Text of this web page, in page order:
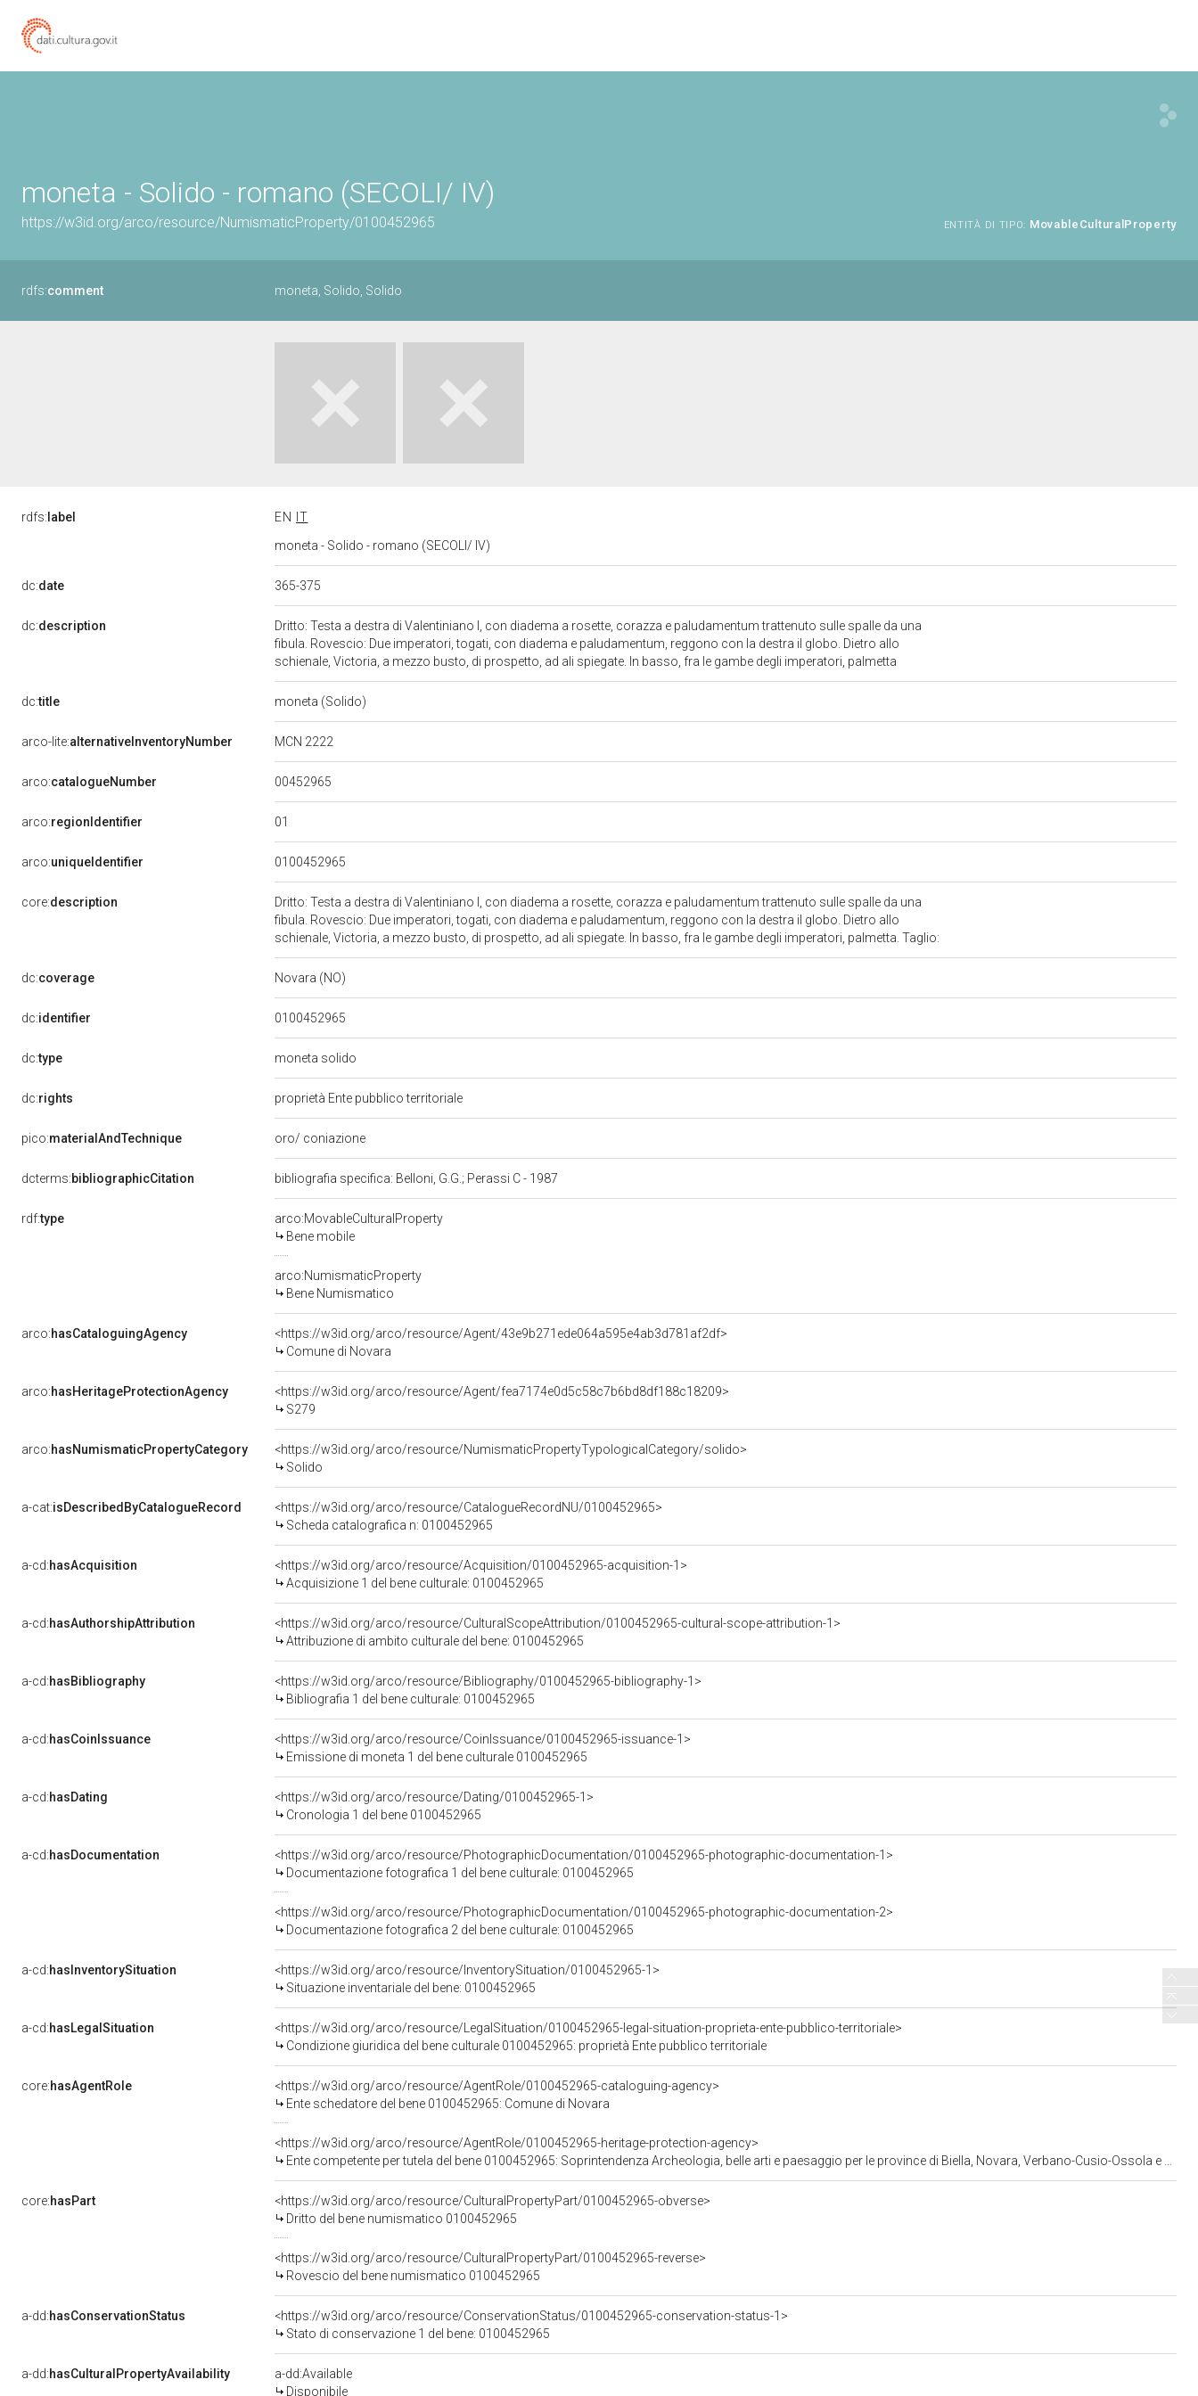
moneta - Solido - romano (SECOLI/ IV)
https://w3id.org/arco/resource/NumismaticProperty/0100452965 ENTITÀ DI TIPO: MovableCulturalProperty
rdfs:comment moneta, Solido, Solido
rdfs: label EN
IT
moneta - Solido - romano (SECOLI/ IV)
dc:date 365-375
dc:description
Dritto: Testa a destra di Valentiniano I, con diadema a rosette, corazza e paludamentum trattenuto sulle spalle da una
fibula. Rovescio: Due imperatori, togati, con diadema e paludamentum, reggono con la destra il globo. Dietro allo
schienale, Victoria, a mezzo busto, di prospetto, ad ali spiegate. In basso, fra le gambe degli imperatori, palmetta
dc:title moneta (Solido)
arco-lite:alternativeInventoryNumber MCN 2222
arco:catalogueNumber 00452965
arco:regionIdentifier 01
arco:uniqueIdentifier 0100452965
core:description
Dritto: Testa a destra di Valentiniano I, con diadema a rosette, corazza e paludamentum trattenuto sulle spalle da una
fibula. Rovescio: Due imperatori, togati, con diadema e paludamentum, reggono con la destra il globo. Dietro allo
schienale, Victoria, a mezzo busto, di prospetto, ad ali spiegate. In basso, fra le gambe degli imperatori, palmetta. Taglio:
dc:coverage Novara (NO)
dc:identifier 0100452965
dc:type moneta solido
dc:rights proprietà Ente pubblico territoriale
pico:materialAndTechnique oro/ coniazione
dcterms:bibliographicCitation bibliografia specifica: Belloni, G.G.; Perassi C - 1987
rdf:type
arco:MovableCulturalProperty
Bene mobile
arco:NumismaticProperty
Bene Numismatico
arco:hasCataloguingAgency
<https://w3id.org/arco/resource/Agent/43e9b271ede064a595e4ab3d781af2df>
Comune di Novara
arco:hasHeritageProtectionAgency
<https://w3id.org/arco/resource/Agent/fea7174e0d5c58c7b6bd8df188c18209>
S279
arco:hasNumismaticPropertyCategory
<https://w3id.org/arco/resource/NumismaticPropertyTypologicalCategory/solido>
Solido
a-cat:isDescribedByCatalogueRecord
<https://w3id.org/arco/resource/CatalogueRecordNU/0100452965>
Scheda catalografica n: 0100452965
a-cd:hasAcquisition
<https://w3id.org/arco/resource/Acquisition/0100452965-acquisition-1>
Acquisizione 1 del bene culturale: 0100452965
a-cd:hasAuthorshipAttribution
<https://w3id.org/arco/resource/CulturalScopeAttribution/0100452965-cultural-scope-attribution-1>
Attribuzione di ambito culturale del bene: 0100452965
a-cd:hasBibliography
<https://w3id.org/arco/resource/Bibliography/0100452965-bibliography-1>
Bibliografia 1 del bene culturale: 0100452965
a-cd:hasCoinIssuance
<https://w3id.org/arco/resource/CoinIssuance/0100452965-issuance-1>
Emissione di moneta 1 del bene culturale 0100452965
a-cd:hasDating
<https://w3id.org/arco/resource/Dating/0100452965-1>
Cronologia 1 del bene 0100452965
a-cd:hasDocumentation
<https://w3id.org/arco/resource/PhotographicDocumentation/0100452965-photographic-documentation-1>
Documentazione fotografica 1 del bene culturale: 0100452965
<https://w3id.org/arco/resource/PhotographicDocumentation/0100452965-photographic-documentation-2>
Documentazione fotografica 2 del bene culturale: 0100452965
a-cd:hasInventorySituation
<https://w3id.org/arco/resource/InventorySituation/0100452965-1>
Situazione inventariale del bene: 0100452965
a-cd:hasLegalSituation
<https://w3id.org/arco/resource/LegalSituation/0100452965-legal-situation-proprieta-ente-pubblico-territoriale>
Condizione giuridica del bene culturale 0100452965: proprietà Ente pubblico territoriale
core:hasAgentRole
<https://w3id.org/arco/resource/AgentRole/0100452965-cataloguing-agency>
Ente schedatore del bene 0100452965: Comune di Novara
<https://w3id.org/arco/resource/AgentRole/0100452965-heritage-protection-agency>
Ente competente per tutela del bene 0100452965: Soprintendenza Archeologia, belle arti e paesaggio per le province di Biella, Novara, Verbano-Cusio-Ossola e Vercelli
core:hasPart
<https://w3id.org/arco/resource/CulturalPropertyPart/0100452965-obverse>
Dritto del bene numismatico 0100452965
<https://w3id.org/arco/resource/CulturalPropertyPart/0100452965-reverse>
Rovescio del bene numismatico 0100452965
a-dd:hasConservationStatus
<https://w3id.org/arco/resource/ConservationStatus/0100452965-conservation-status-1>
Stato di conservazione 1 del bene: 0100452965
a-dd:hasCulturalPropertyAvailability
a-dd:Available
Disponibile